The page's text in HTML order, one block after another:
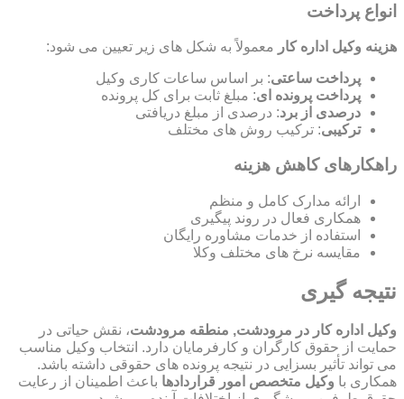
انواع پرداخت
هزینه وکیل اداره کار معمولاً به شکل های زیر تعیین می شود:
پرداخت ساعتی: بر اساس ساعات کاری وکیل
پرداخت پرونده ای: مبلغ ثابت برای کل پرونده
درصدی از برد: درصدی از مبلغ دریافتی
ترکیبی: ترکیب روش های مختلف
راهکارهای کاهش هزینه
ارائه مدارک کامل و منظم
همکاری فعال در روند پیگیری
استفاده از خدمات مشاوره رایگان
مقایسه نرخ های مختلف وکلا
نتیجه گیری
وکیل اداره کار در مرودشت, منطقه مرودشت، نقش حیاتی در
حمایت از حقوق کارگران و کارفرمایان دارد. انتخاب وکیل مناسب
می تواند تأثیر بسزایی در نتیجه پرونده های حقوقی داشته باشد.
همکاری با وکیل متخصص امور قراردادها باعث اطمینان از رعایت